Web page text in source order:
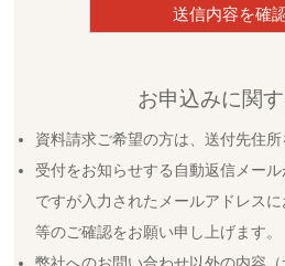
お申込みに関
資料請求ご希望の方は、送付先住所
受付をお知らせする自動返信メー
ですが入力されたメールアドレス
等のご確認をお願い申し上げます。